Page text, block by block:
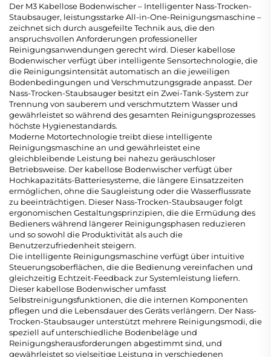
Der M3 Kabellose Bodenwischer – Intelligenter Nass-Trocken-
Staubsauger, leistungsstarke All-in-One-Reinigungsmaschine –
zeichnet sich durch ausgefeilte Technik aus, die den
anspruchsvollen Anforderungen professioneller
Reinigungsanwendungen gerecht wird. Dieser kabellose
Bodenwischer verfügt über intelligente Sensortechnologie, die
die Reinigungsintensität automatisch an die jeweiligen
Bodenbedingungen und Verschmutzungsgrade anpasst. Der
Nass-Trocken-Staubsauger besitzt ein Zwei-Tank-System zur
Trennung von sauberem und verschmutztem Wasser und
gewährleistet so während des gesamten Reinigungsprozesses
höchste Hygienestandards.
Moderne Motortechnologie treibt diese intelligente
Reinigungsmaschine an und gewährleistet eine
gleichbleibende Leistung bei nahezu geräuschloser
Betriebsweise. Der kabellose Bodenwischer verfügt über
Hochkapazitäts-Batteriesysteme, die längere Einsatzzeiten
ermöglichen, ohne die Saugleistung oder die Wasserflussrate
zu beeinträchtigen. Dieser Nass-Trocken-Staubsauger folgt
ergonomischen Gestaltungsprinzipien, die die Ermüdung des
Bedieners während längerer Reinigungsphasen reduzieren
und so sowohl die Produktivität als auch die
Benutzerzufriedenheit steigern.
Die intelligente Reinigungsmaschine verfügt über intuitive
Steuerungsoberflächen, die die Bedienung vereinfachen und
gleichzeitig Echtzeit-Feedback zur Systemleistung liefern.
Dieser kabellose Bodenwischer umfasst
Selbstreinigungsfunktionen, die die internen Komponenten
pflegen und die Lebensdauer des Geräts verlängern. Der Nass-
Trocken-Staubsauger unterstützt mehrere Reinigungsmodi, die
speziell auf unterschiedliche Bodenbeläge und
Reinigungsherausforderungen abgestimmt sind, und
gewährleistet so vielseitige Leistung in verschiedenen